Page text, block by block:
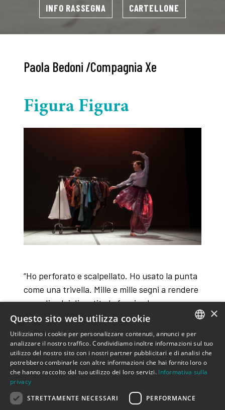
INFO RASSEGNA CARTELLONE
Paola Bedoni /Compagnia Xe
Figura Figura
“Ho perforato e scalpellato. Ho usato la punta
come una trivella. Mille e mille segni a rendere
nera di colpi di matita la faccia che
rappresento e percuoto, che non posso più
arrivare a vedere, copiata, cancellata,
ricopiata, rifatta, innumerevoli volte per
innumerevoli anni…” – Alberto Giacometti –
l segno grafico indaga e traccia figure alla
disperata ricerca della verità. Come può l’atto
pittorico trovare spazio nel corpo, nel gesto e
ITALIAN
ENGLISH
×
Questo sito web utilizza cookie
Utilizziamo i cookie per personalizzare contenuti, annunci e per
analizzare il nostro traffico. Condividiamo inoltre informazioni sul tuo
utilizzo del nostro sito con i nostri partner pubblicitari e di analisi che
potrebbero combinarle con altre informazioni che hai fornito loro o
che hanno raccolto dal tuo utilizzo dei loro servizi. Informativa sulla
privacy
STRETTAMENTE NECESSARI
PERFORMANCE